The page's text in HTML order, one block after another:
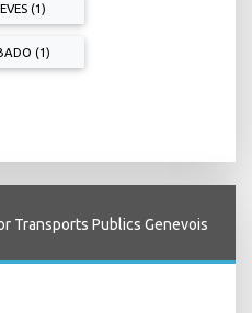
(1)
(1)
Transports Publics Genevois